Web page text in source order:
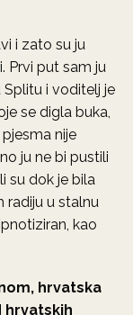
i zato su ju
Prvi put sam ju
Splitu i voditelj je
se digla buka,
pjesma nije
ju ne bi pustili
su dok je bila
radiju u stalnu
kao
hrvatska
hrvatskih